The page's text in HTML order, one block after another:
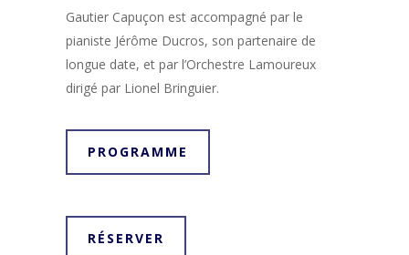
Gautier Capuçon est accompagné par le
pianiste Jérôme Ducros, son partenaire de
longue date, et par l’Orchestre Lamoureux
dirigé par Lionel Bringuier.
PROGRAMME
RÉSERVER